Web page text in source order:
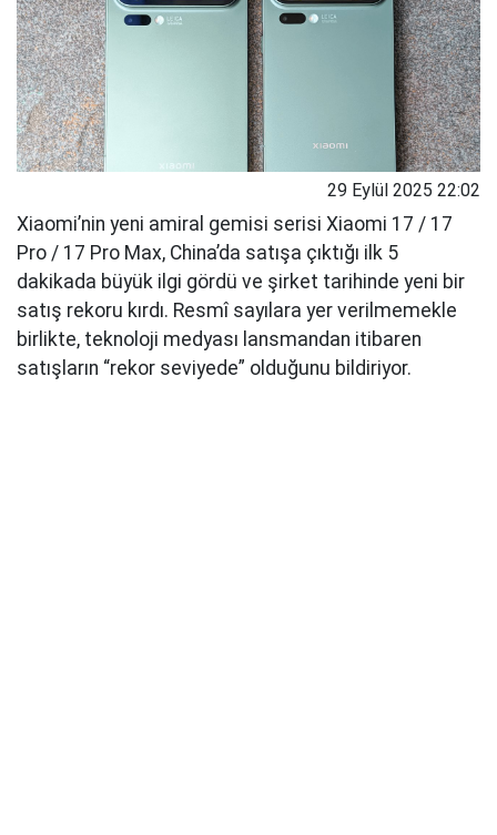
29 Eylül 2025 22:02
Xiaomi’nin yeni amiral gemisi serisi Xiaomi 17 / 17
Pro / 17 Pro Max, China’da satışa çıktığı ilk 5
dakikada büyük ilgi gördü ve şirket tarihinde yeni bir
satış rekoru kırdı. Resmî sayılara yer verilmemekle
birlikte, teknoloji medyası lansmandan itibaren
satışların “rekor seviyede” olduğunu bildiriyor.